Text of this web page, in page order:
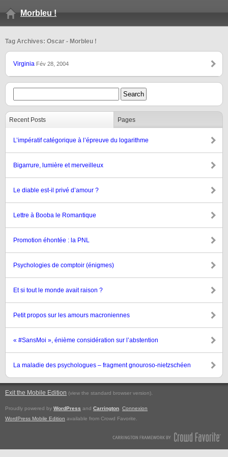
Morbleu !
Tag Archives: Oscar - Morbleu !
Virginia Fév 28, 2004
Recent Posts Pages
L’impératif catégorique à l’épreuve du logarithme
Bigarrure, lumière et merveilleux
Le diable est-il privé d’amour ?
Lettre à Booba le Romantique
Promotion éhontée : la PNL
Psychologies de comptoir (énigmes)
Et si tout le monde avait raison ?
Petit propos sur les amours macroniennes
« #SansMoi », énième considération sur l’abstention
La maladie des psychologues – fragment gnouroso-nietzschéen
Exit the Mobile Edition (view the standard browser version).
Proudly powered by WordPress and Carrington Connexion
WordPress Mobile Edition available from Crowd Favorite.